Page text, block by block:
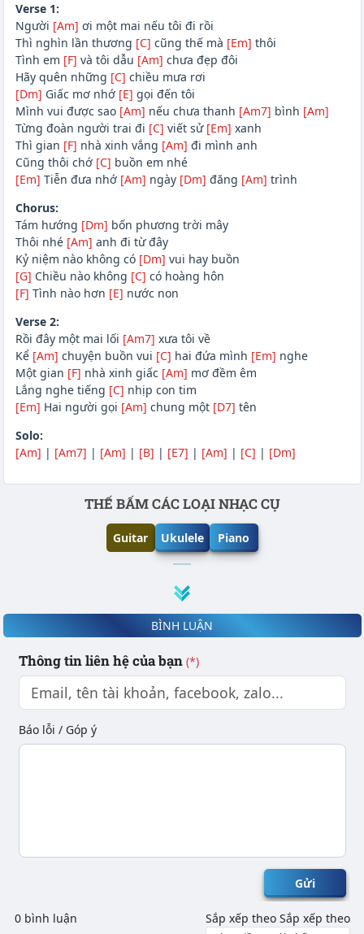
Verse 1:
Người [Am] ơi một mai nếu tôi đi rồi
Thì nghìn lần thương [C] cũng thế mà [Em] thôi
Tình em [F] và tôi dẫu [Am] chưa đẹp đôi
Hãy quên những [C] chiều mưa rơi
[Dm] Giấc mơ nhớ [E] gọi đến tôi
Mình vui được sao [Am] nếu chưa thanh [Am7] bình [Am]
Từng đoàn người trai đi [C] viết sử [Em] xanh
Thì gian [F] nhà xinh vắng [Am] đi mình anh
Cũng thôi chớ [C] buồn em nhé
[Em] Tiễn đưa nhớ [Am] ngày [Dm] đăng [Am] trình
Chorus:
Tám hướng [Dm] bốn phương trời mây
Thôi nhé [Am] anh đi từ đây
Kỷ niệm nào không có [Dm] vui hay buồn
[G] Chiều nào không [C] có hoàng hôn
[F] Tình nào hơn [E] nước non
Verse 2:
Rồi đây một mai lối [Am7] xưa tôi về
Kể [Am] chuyện buồn vui [C] hai đứa mình [Em] nghe
Một gian [F] nhà xinh giấc [Am] mơ đềm êm
Lắng nghe tiếng [C] nhịp con tim
[Em] Hai người gọi [Am] chung một [D7] tên
Solo:
[Am] | [Am7] | [Am] | [B] | [E7] | [Am] | [C] | [Dm]
Phần nội dungTHẾ BẤM CÁC LOẠI NHẠC CỤ
Guitar Ukulele Piano
BÌNH LUẬN
Thông tin liên hệ của bạn (*)
Báo lỗi / Góp ý
Gửi
0 bình luận Sắp xếp theo Sắp xếp theo